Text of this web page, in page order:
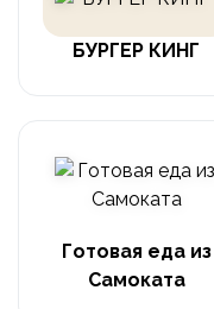
БУРГЕР КИНГ
Готовая еда из
Самоката